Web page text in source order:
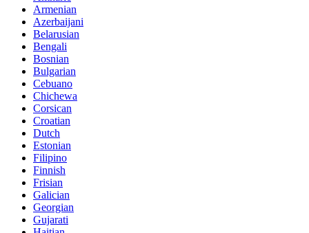
Armenian
Azerbaijani
Belarusian
Bengali
Bosnian
Bulgarian
Cebuano
Chichewa
Corsican
Croatian
Dutch
Estonian
Filipino
Finnish
Frisian
Galician
Georgian
Gujarati